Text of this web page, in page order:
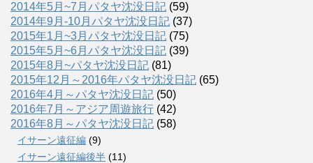
2014年5月~7月パタヤ沈没日記 (59)
2014年9月-10月パタヤ沈没日記 (37)
2015年1月~3月パタヤ沈没日記 (75)
2015年5月~6月パタヤ沈没日記 (39)
2015年8月~パタヤ沈没日記 (81)
2015年12月～2016年パタヤ沈没日記 (65)
2016年4月～パタヤ沈没日記 (50)
2016年7月～アジア周遊旅行 (42)
2016年8月～パタヤ沈没日記 (58)
イサーン遠征編 (9)
イサーン遠征編後半 (11)